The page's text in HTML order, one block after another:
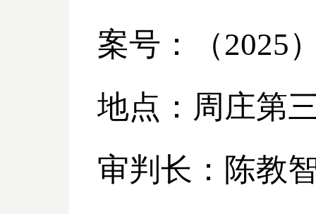
案号：（2025
地点：周庄第
审判长：陈教